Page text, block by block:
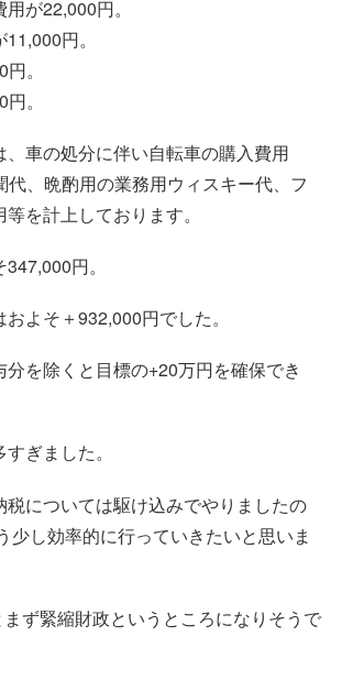
が22,000円。
円。
。
。
、車の処分に伴い自転車の購入費用
代、晩酌用の業務用ウィスキー代、フ
を計上しております。
円。
よそ＋932,000円でした。
を除くと目標の+20万円を確保でき
ぎました。
税については駆け込みでやりましたの
少し効率的に行っていきたいと思いま
ず緊縮財政というところになりそうで